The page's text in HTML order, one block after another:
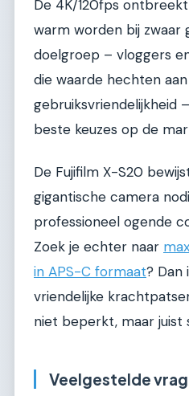
De 4K/120fps
warm worden bij zwaar
doelgroep – vloggers
die waarde hechten
gebruiksvriendelijkheid
beste keuzes op de
De Fujifilm X-S20
gigantische camera
professioneel ogende
Zoek je echter naar
in APS-C formaat? Dan
vriendelijke
niet beperkt, maar juist
Veelgestelde